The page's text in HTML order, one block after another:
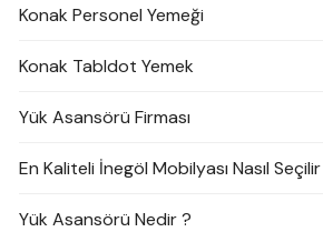
Konak Personel Yemeği
Konak Tabldot Yemek
Yük Asansörü Firması
En Kaliteli İnegöl Mobilyası Nasıl
Yük Asansörü Nedir ?